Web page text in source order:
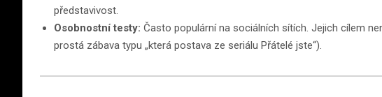
představivost.
Osobnostní testy: Často populární na sociálních sítích. Jejich cílem
prostá zábava typu „která postava ze seriálu Přátelé jste“).